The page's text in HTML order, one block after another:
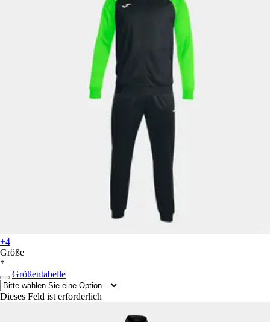
+4
Größe
*
Größentabelle
Dieses Feld ist erforderlich